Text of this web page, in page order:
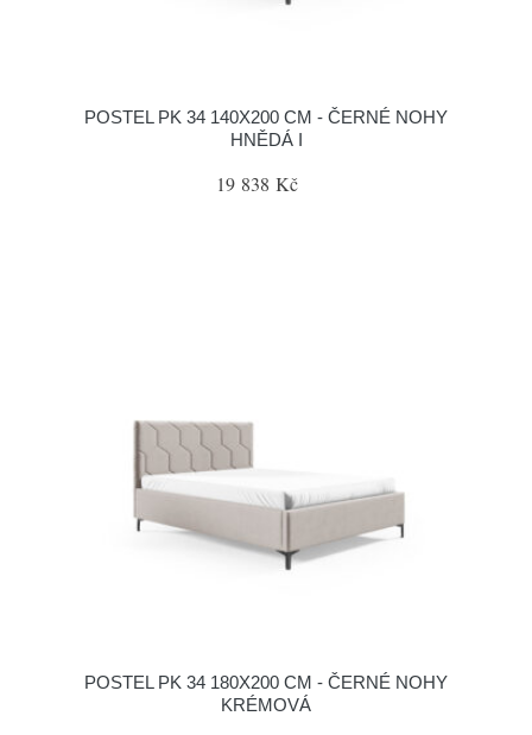
POSTEL PK 34 140X200 CM - ČERNÉ NOHY
HNĚDÁ I
19 838 Kč
POSTEL PK 34 180X200 CM - ČERNÉ NOHY
KRÉMOVÁ